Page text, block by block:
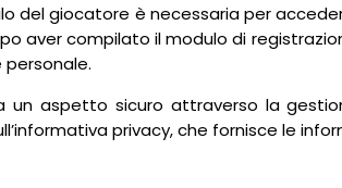
del giocatore è necessaria per
aver compilato il modulo di
personale.
un aspetto sicuro attraverso la
privacy, che fornisce le